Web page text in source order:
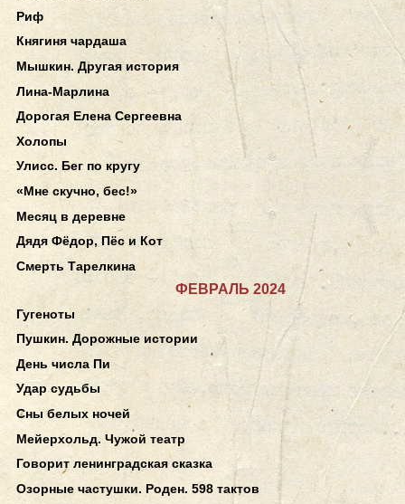
Риф
Княгиня чардаша
Мышкин. Другая история
Лина-Марлина
Дорогая Елена Сергеевна
Холопы
Улисс. Бег по кругу
«Мне скучно, бес!»
Месяц в деревне
Дядя Фёдор, Пёс и Кот
Смерть Тарелкина
ФЕВРАЛЬ 2024
Гугеноты
Пушкин. Дорожные истории
День числа Пи
Удар судьбы
Сны белых ночей
Мейерхольд. Чужой театр
Говорит ленинградская сказка
Озорные частушки. Роден. 598 тактов